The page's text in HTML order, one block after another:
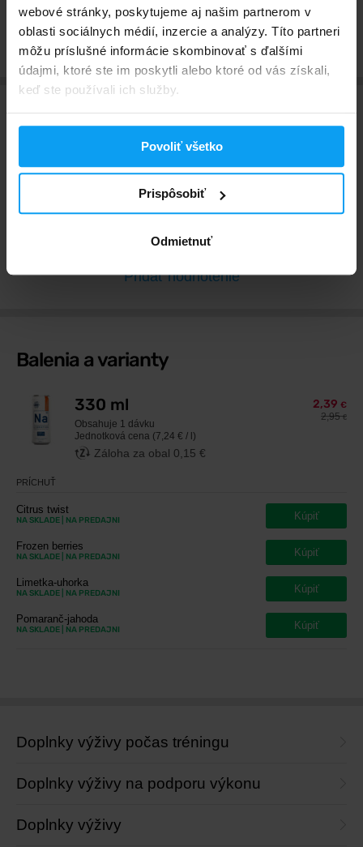
webové stránky, poskytujeme aj našim partnerom v
oblasti sociálnych médií, inzercie a analýzy. Títo partneri
môžu príslušné informácie skombinovať s ďalšími
údajmi, ktoré ste im poskytli alebo ktoré od vás získali,
keď ste používali ich služby.
Povoliť všetko
Prispôsobiť
Odmietnuť
ženy. Ustanovená odporúčaná denná dávka sa nesmie presiahnuť.
Hodnotenia a recenzie
Tento produkt ešte nebol ohodnotený. Ohodnoť tento
produkt ako prvý a podeľ sa tak so svojimi
Pridať hodnotenie
Balenia a varianty
330 ml
Obsahuje 1 dávku
Jednotková cena (7,24 € / l)
Záloha za obal 0,15 €
2,39 €
2,95€
PRÍCHUŤ
Citrus twist
NA SKLADE | NA PREDAJNI Kúpiť
Frozen berries
NA SKLADE | NA PREDAJNI Kúpiť
Limetka-uhorka
NA SKLADE | NA PREDAJNI Kúpiť
Pomaranč-jahoda
NA SKLADE | NA PREDAJNI Kúpiť
Doplnky výživy počas tréningu
Doplnky výživy na podporu výkonu
Doplnky výživy